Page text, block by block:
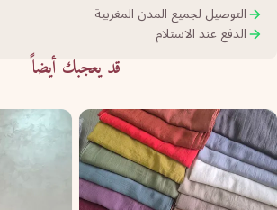
التوصيل لجميع المدن المغربية
الدفع عند الاستلام
قد يعجبك أيضاً